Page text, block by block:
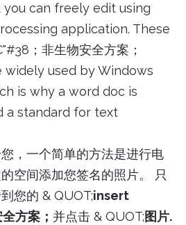
can freely edit using
application. These
；非生物安全方案；
widely used by Windows
is why a word doc is
a standard for text
，一个简单的方法是进行电
空间添加您签名的照片。 只
您的 & QUOT;insert
方案； 并点击 & QUOT;图片.